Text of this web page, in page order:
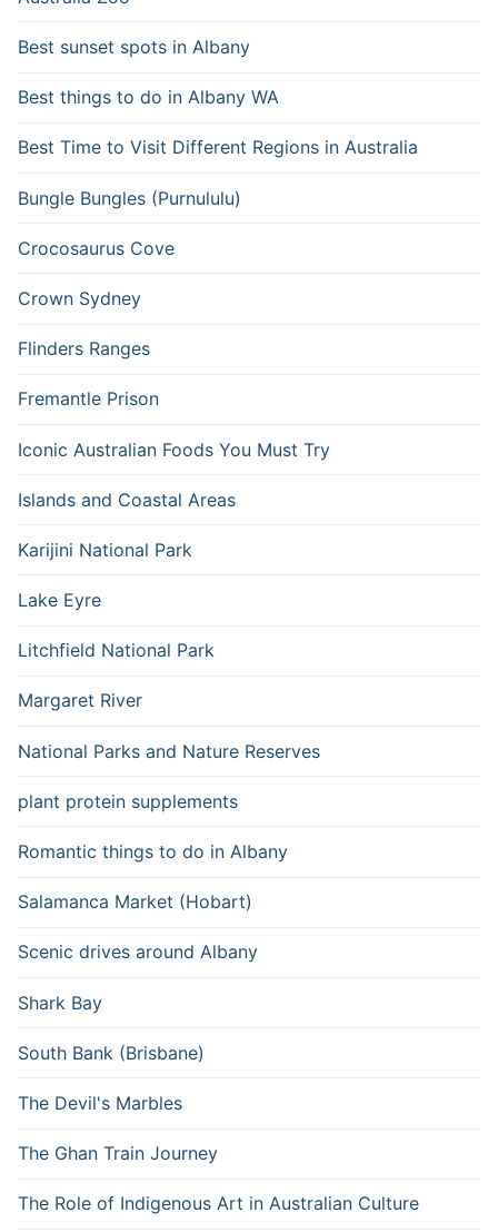
Best sunset spots in Albany
Best things to do in Albany WA
Best Time to Visit Different Regions in Australia
Bungle Bungles (Purnululu)
Crocosaurus Cove
Crown Sydney
Flinders Ranges
Fremantle Prison
Iconic Australian Foods You Must Try
Islands and Coastal Areas
Karijini National Park
Lake Eyre
Litchfield National Park
Margaret River
National Parks and Nature Reserves
plant protein supplements
Romantic things to do in Albany
Salamanca Market (Hobart)
Scenic drives around Albany
Shark Bay
South Bank (Brisbane)
The Devil's Marbles
The Ghan Train Journey
The Role of Indigenous Art in Australian Culture